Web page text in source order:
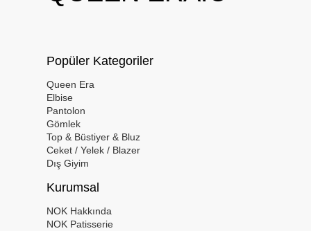
Popüler Kategoriler
Queen Era
Elbise
Pantolon
Gömlek
Top & Büstiyer & Bluz
Ceket / Yelek / Blazer
Dış Giyim
Kurumsal
NOK Hakkında
NOK Patisserie